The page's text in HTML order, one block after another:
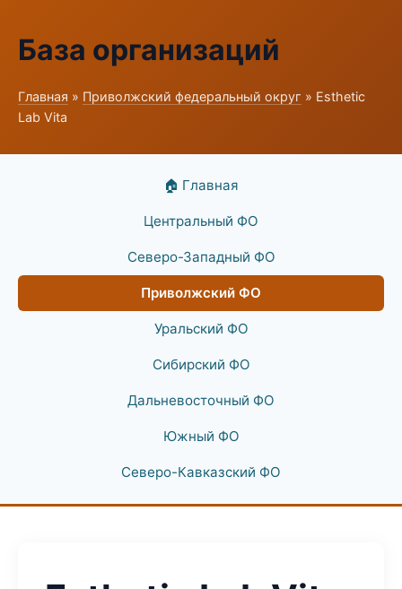
База организаций
Главная » Приволжский федеральный округ » Esthetic
Lab Vita
🏠 Главная
Центральный ФО
Северо-Западный ФО
Приволжский ФО
Уральский ФО
Сибирский ФО
Дальневосточный ФО
Южный ФО
Северо-Кавказский ФО